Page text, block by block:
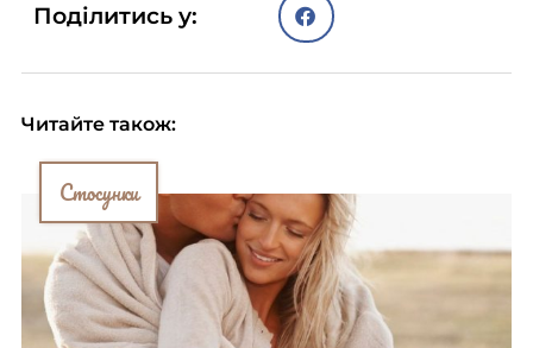
Поділитись у:
Читайте також:
Стосунки